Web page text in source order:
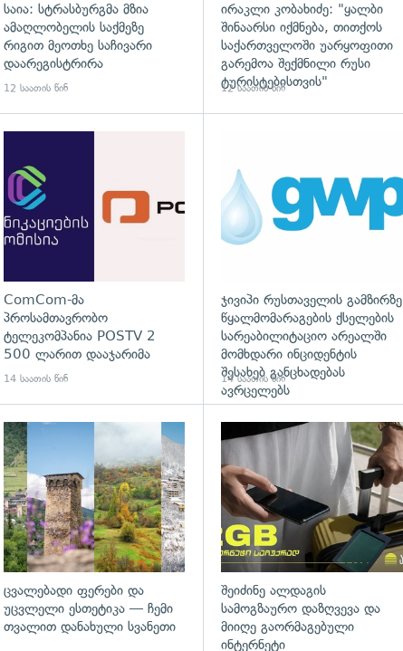
საია: სტრასბურგმა მზია
ამაღლობელის საქმეზე
რიგით მეოთხე საჩივარი
დაარეგისტრირა
12 საათის წინ
ირაკლი კობახიძე: "ყალბი
შინაარსი იქმნება, თითქოს
საქართველოში უარყოფითი
გარემოა შექმნილი რუსი
ტურისტებისთვის"
12 საათის წინ
ComCom-მა
პროსამთავრობო
ტელეკომპანია POSTV 2
500 ლარით დააჯარიმა
14 საათის წინ
ჯივიპი რუსთაველის გამზირზე
წყალმომარაგების ქსელების
სარეაბილიტაციო არეალში
მომხდარი ინციდენტის
შესახებ განცხადებას
ავრცელებს
14 საათის წინ
გადახედვა გადახედვა
ცვალებადი ფერები და
უცვლელი ესთეტიკა — ჩემი
თვალით დანახული სვანეთი
შეიძინე ალდაგის
სამოგზაურო დაზღვევა და
მიიღე გაორმაგებული
ინტერნეტი